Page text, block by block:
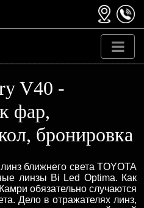
V40 -
фар,
бронировка
ближнего света TOYOTA
линзы Bi Led Optima. Как
обязательно случаются
Дело в отражателях линз,